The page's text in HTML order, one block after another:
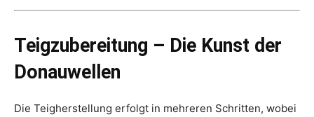
Teigzubereitung – Die Kunst der
Donauwellen
Die Teigherstellung erfolgt in mehreren Schritten, wobei